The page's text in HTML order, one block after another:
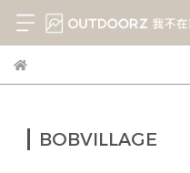
BOBVILLAGE